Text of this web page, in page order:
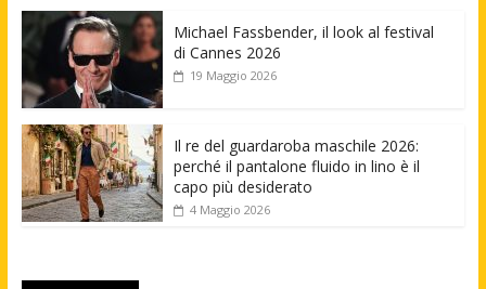
Michael Fassbender, il look al festival
di Cannes 2026
19 Maggio 2026
Il re del guardaroba maschile 2026:
perché il pantalone fluido in lino è il
capo più desiderato
4 Maggio 2026